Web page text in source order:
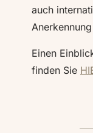
auch
Einen
finden Sie